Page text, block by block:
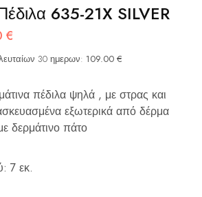
635-21X SILVER
€
30 ημερων: 109.00 €
πέδιλα ψηλά , με στρας και
εξωτερικά από δέρμα
δερμάτινο πάτο
7 εκ.